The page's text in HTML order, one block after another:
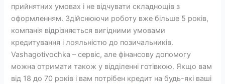
прийнятних умовах і не відчувати складнощів з
оформленням. Здійснюючи роботу вже більше 5 років,
компанія відрізняється вигідними умовами
кредитування і лояльністю до позичальників.
Vashagotivochka – сервіс, але фінансову допомогу
можна отримати також у відділенні готівкою. Якщо вам
від 18 до 70 років і вам потрібен кредит на будь-які ваші